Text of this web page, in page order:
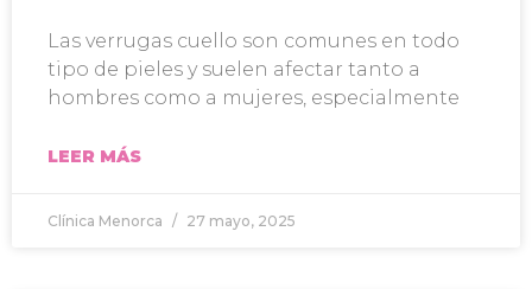
Las verrugas cuello son comunes en todo
tipo de pieles y suelen afectar tanto a
hombres como a mujeres, especialmente
LEER MÁS
Clínica Menorca 27 mayo, 2025